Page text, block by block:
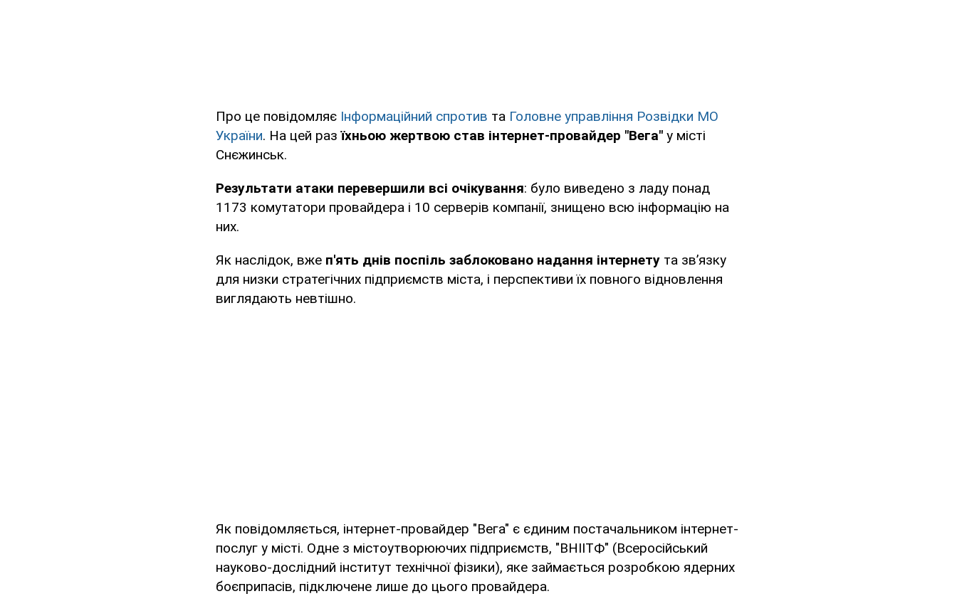
Про це повідомляє Інформаційний спротив та Головне управління Розвідки МО
України. На цей разїхньою жертвою став інтернет-провайдер "Вега" у місті
Снєжинськ.
Результати атаки перевершили всі очікування: було виведено з ладу понад
1173 комутатори провайдера і 10 серверів компанії, знищено всю інформацію на
них.
Як наслідок, вже п'ять днів поспіль заблоковано надання інтернету та зв’язку
для низки стратегічних підприємств міста, і перспективи їх повного відновлення
виглядають невтішно.
Як повідомляється, інтернет-провайдер "Вега" є єдиним постачальником інтернет-
послуг у місті. Одне з містоутворюючих підприємств, "ВНІІТФ" (Всеросійський
науково-дослідний інститут технічної фізики), яке займається розробкою ядерних
боєприпасів, підключене лише до цього провайдера.